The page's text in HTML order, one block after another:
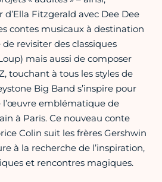
Fitzgerald avec Dee Dee
contes musicaux à destination
revisiter des classiques
mais aussi de composer
touchant à tous les styles de
Big Band s’inspire pour
l’œuvre emblématique de
à Paris. Ce nouveau conte
Colin suit les frères Gershwin
à la recherche de l’inspiration,
et rencontres magiques.